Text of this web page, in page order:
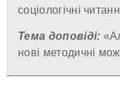
соціологічні
Тема доповіді:
нові методичні